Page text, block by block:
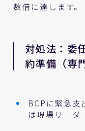
数倍に達します。
対処法：委
約準備（専
BCPに緊急
は現場リーダ